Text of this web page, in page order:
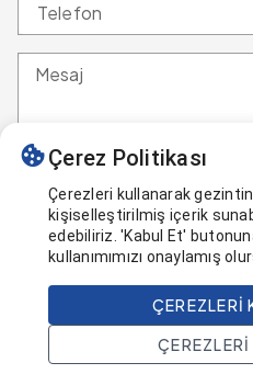
Telefon
Mesaj
Çerez Politikası
Çerezleri kullanarak
kişiselleştirilmiş içerik
edebiliriz. 'Kabul Et'
kullanımımızı onaylamış
ÇEREZLERI
ÇEREZLERI